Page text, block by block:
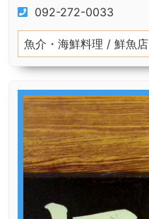
092-272-0033
魚介・海鮮料理 / 鮮魚店